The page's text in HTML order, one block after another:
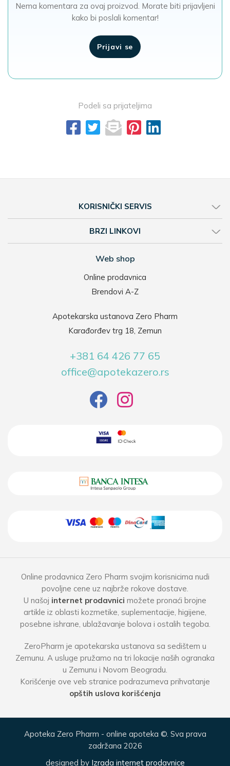
Nema komentara za ovaj proizvod. Morate biti prijavljeni
kako bi poslali komentar!
Prijavi se
Podeli sa prijateljima
KORISNIČKI SERVIS
BRZI LINKOVI
Web shop
Online prodavnica
Brendovi A-Z
Apotekarska ustanova Zero Pharm
Karađorđev trg 18, Zemun
+381 64 426 77 65
office@apotekazero.rs
Online prodavnica Zero Pharm svojim korisnicima nudi
povoljne cene uz najbrže rokove dostave.
U našoj internet prodavnici možete pronaći brojne
artikle iz oblasti kozmetike, suplementacije, higijene,
posebne ishrane, ublažavanje bolova i ostalih tegoba.
ZeroPharm je apotekarska ustanova sa sedištem u
Zemunu. A usluge pružamo na tri lokacije naših ogranaka
u Zemunu i Novom Beogradu.
Korišćenje ove veb stranice podrazumeva prihvatanje
opštih uslova korišćenja
Apoteka Zero Pharm - online apoteka ©. Sva prava
zadržana 2026
designed by Izrada internet prodavnice